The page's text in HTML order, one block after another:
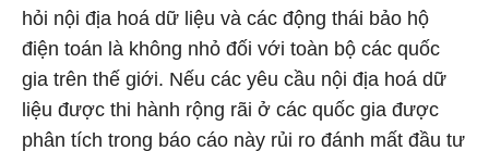
hỏi nội địa hoá dữ liệu và các động thái bảo hộ
điện toán là không nhỏ đối với toàn bộ các quốc
gia trên thế giới. Nếu các yêu cầu nội địa hoá dữ
liệu được thi hành rộng rãi ở các quốc gia được
phân tích trong báo cáo này rủi ro đánh mất đầu tư